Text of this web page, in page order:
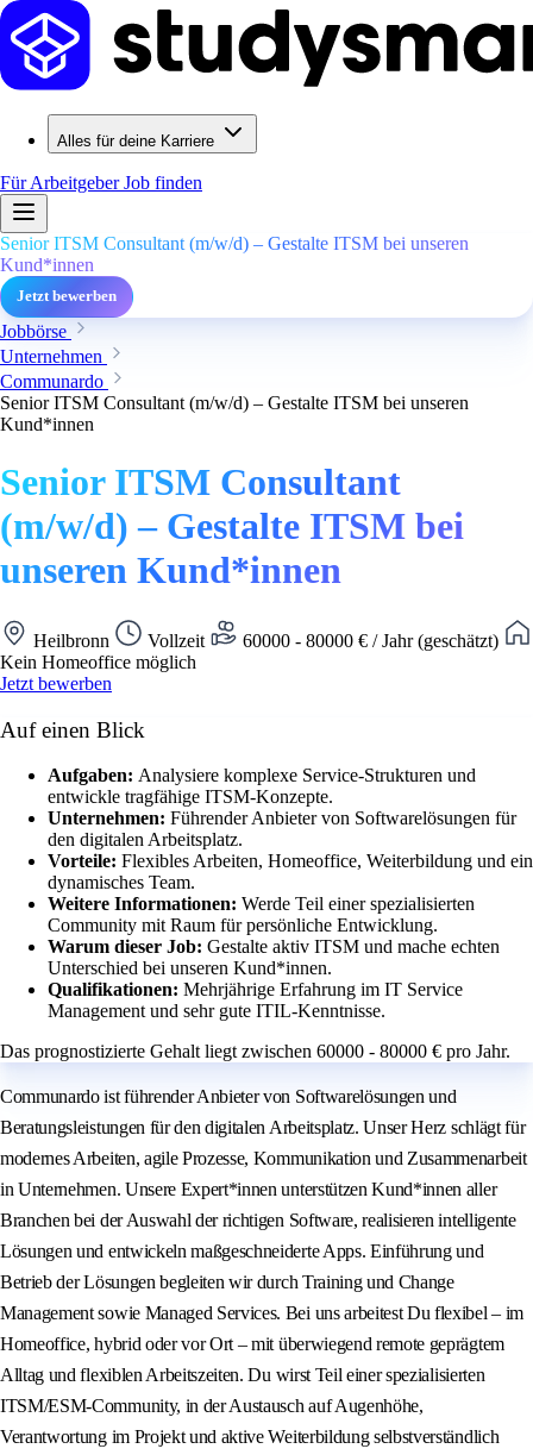
Alles für deine Karriere
Für ArbeitgeberJob finden
Senior ITSM Consultant (m/w/d) – Gestalte ITSM bei unseren
Kund*innen
Jetzt bewerben
Jobbörse
Unternehmen
Communardo
Senior ITSM Consultant (m/w/d) – Gestalte ITSM bei unseren
Kund*innen
Senior ITSM Consultant
(m/w/d) – Gestalte ITSM bei
unseren Kund*innen
Heilbronn Vollzeit
60000 - 80000 € / Jahr (geschätzt)
Kein Homeoffice möglich
Jetzt bewerben
Auf einen Blick
Aufgaben: Analysiere komplexe Service-Strukturen und
entwickle tragfähige ITSM-Konzepte.
Unternehmen: Führender Anbieter von Softwarelösungen für
den digitalen Arbeitsplatz.
Vorteile: Flexibles Arbeiten, Homeoffice, Weiterbildung und ein
dynamisches Team.
Weitere Informationen: Werde Teil einer spezialisierten
Community mit Raum für persönliche Entwicklung.
Warum dieser Job: Gestalte aktiv ITSM und mache echten
Unterschied bei unseren Kund*innen.
Qualifikationen: Mehrjährige Erfahrung im IT Service
Management und sehr gute ITIL-Kenntnisse.
Das prognostizierte Gehalt liegt zwischen 60000 - 80000 € pro Jahr.
Communardo ist führender Anbieter von Softwarelösungen und
Beratungsleistungen für den digitalen Arbeitsplatz. Unser Herz schlägt für
modernes Arbeiten, agile Prozesse, Kommunikation und Zusammenarbeit
in Unternehmen. Unsere Expert*innen unterstützen Kund*innen aller
Branchen bei der Auswahl der richtigen Software, realisieren intelligente
Lösungen und entwickeln maßgeschneiderte Apps. Einführung und
Betrieb der Lösungen begleiten wir durch Training und Change
Management sowie Managed Services. Bei uns arbeitest Du flexibel – im
Homeoffice, hybrid oder vor Ort – mit überwiegend remote geprägtem
Alltag und flexiblen Arbeitszeiten. Du wirst Teil einer spezialisierten
ITSM/ESM‑Community, in der Austausch auf Augenhöhe,
Verantwortung im Projekt und aktive Weiterbildung selbstverständlich